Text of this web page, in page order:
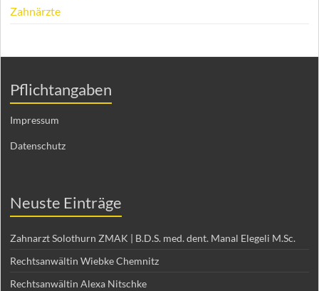
Zahnärzte
Pflichtangaben
Impressum
Datenschutz
Neuste Einträge
Zahnarzt Solothurn ZMAK | B.D.S. med. dent. Manal Elegeli M.Sc.
Rechtsanwältin Wiebke Chemnitz
Rechtsanwältin Alexa Nitschke